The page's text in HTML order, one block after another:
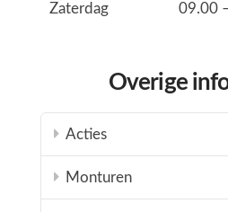
Zaterdag 09.00
Overige
Acties
Monturen